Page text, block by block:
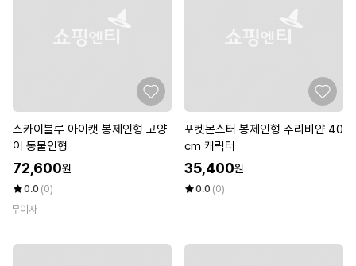
스카이블루 아이캣 봉제인형 고양
이 동물인형
72,600원
0.0 (0)
무이자
포켓몬스터 봉제인형 주리비얀 40
cm 캐릭터
35,400원
0.0 (0)